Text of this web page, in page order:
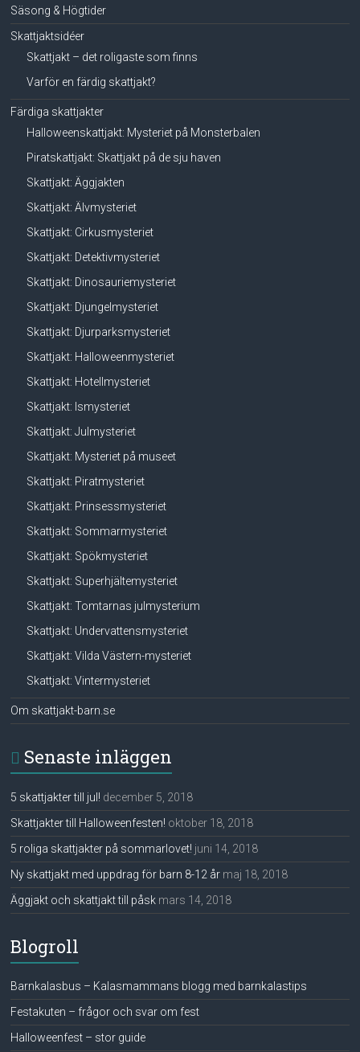
Säsong & Högtider
Skattjaktsidéer
Skattjakt – det roligaste som finns
Varför en färdig skattjakt?
Färdiga skattjakter
Halloweenskattjakt: Mysteriet på Monsterbalen
Piratskattjakt: Skattjakt på de sju haven
Skattjakt: Äggjakten
Skattjakt: Älvmysteriet
Skattjakt: Cirkusmysteriet
Skattjakt: Detektivmysteriet
Skattjakt: Dinosauriemysteriet
Skattjakt: Djungelmysteriet
Skattjakt: Djurparksmysteriet
Skattjakt: Halloweenmysteriet
Skattjakt: Hotellmysteriet
Skattjakt: Ismysteriet
Skattjakt: Julmysteriet
Skattjakt: Mysteriet på museet
Skattjakt: Piratmysteriet
Skattjakt: Prinsessmysteriet
Skattjakt: Sommarmysteriet
Skattjakt: Spökmysteriet
Skattjakt: Superhjältemysteriet
Skattjakt: Tomtarnas julmysterium
Skattjakt: Undervattensmysteriet
Skattjakt: Vilda Västern-mysteriet
Skattjakt: Vintermysteriet
Om skattjakt-barn.se
Senaste inläggen
5 skattjakter till jul! december 5, 2018
Skattjakter till Halloweenfesten! oktober 18, 2018
5 roliga skattjakter på sommarlovet! juni 14, 2018
Ny skattjakt med uppdrag för barn 8-12 år maj 18, 2018
Äggjakt och skattjakt till påsk mars 14, 2018
Blogroll
Barnkalasbus – Kalasmammans blogg med barnkalastips
Festakuten – frågor och svar om fest
Halloweenfest – stor guide